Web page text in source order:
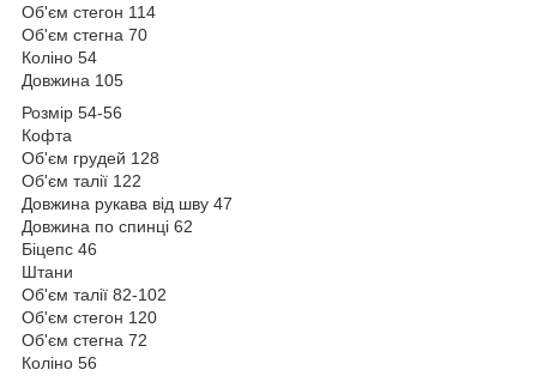
Об'єм стегон 114
Об'єм стегна 70
Коліно 54
Довжина 105
Розмір 54-56
Кофта
Об'єм грудей 128
Об'єм талії 122
Довжина рукава від шву 47
Довжина по спинці 62
Біцепс 46
Штани
Об'єм талії 82-102
Об'єм стегон 120
Об'єм стегна 72
Коліно 56